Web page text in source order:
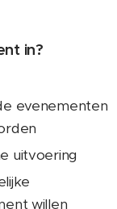
in?
evenementen
uitvoering
willen